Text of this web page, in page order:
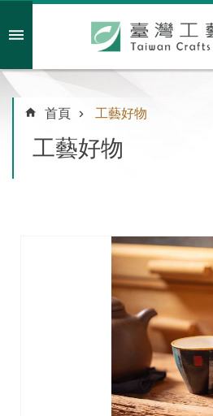
會員註冊/登入
首頁 工藝好物
工藝好物